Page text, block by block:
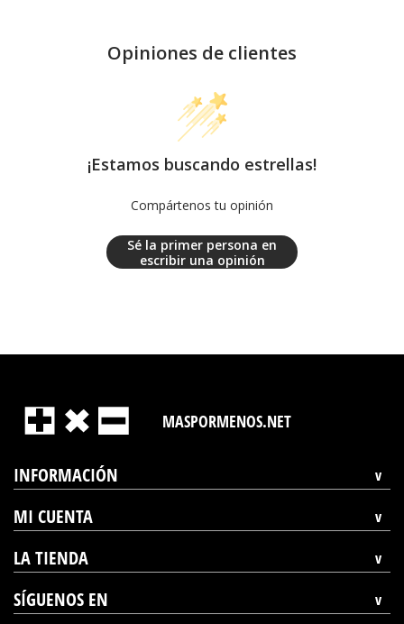
Opiniones de clientes
¡Estamos buscando estrellas!
Compártenos tu opinión
Sé la primer persona en
escribir una opinión
MASPORMENOS.NET
INFORMACIÓN
MI CUENTA
LA TIENDA
SÍGUENOS EN